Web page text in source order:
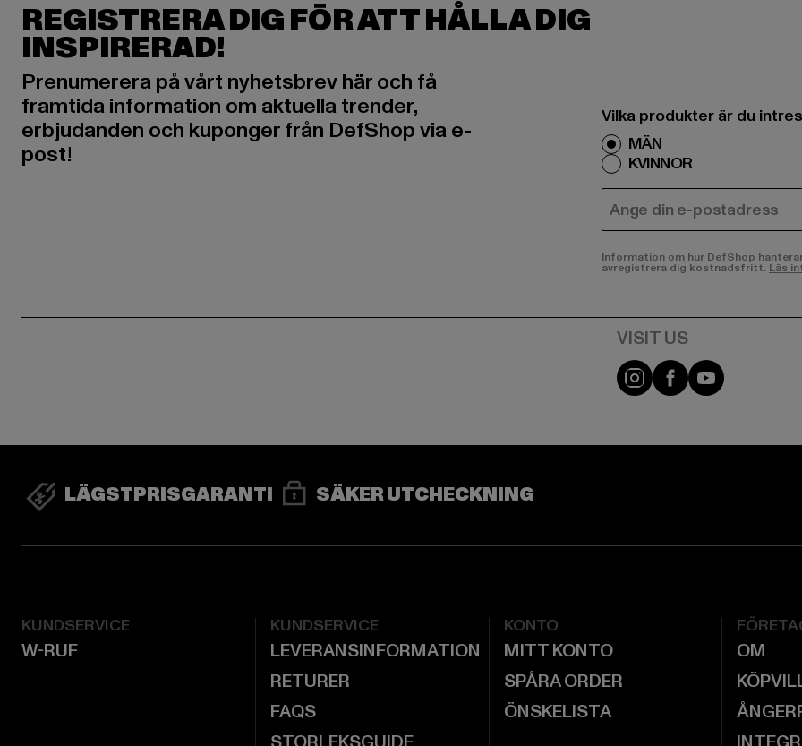
REGISTRERA DIG FÖR ATT HÅLLA DIG
INSPIRERAD!
Prenumerera på vårt nyhetsbrev här och få
framtida information om aktuella trender,
erbjudanden och kuponger från DefShop via e-
post!
Vilka produkter är du
MÄN
KVINNOR
E-POST
Information om hur DefShop
avregistrera dig kostnadsfritt. Läs
Visit our Instagram
Visit ourVisit our
LÄGSTPRISGARANTI SÄKER UTCHECKNING
KUNDSERVICE
W-RUF
KUNDSERVICE
LEVERANSINFORMATION
RETURER
FAQS
KONTO
MITT KONTO
SPÅRA ORDER
ÖNSKELISTA
OM